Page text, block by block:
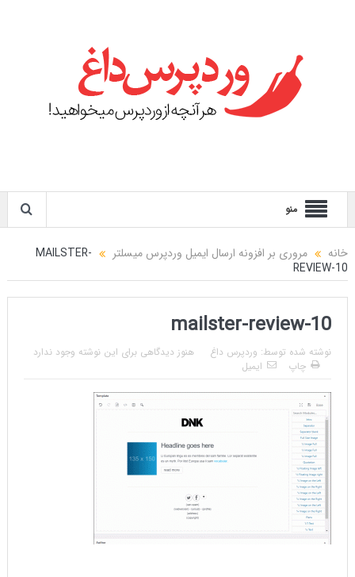
منو
خانه مروری بر افزونه ارسال ایمیل وردپرس میسلتر
MAILSTER-
REVIEW-10
mailster-review-10
نوشته شده توسط: وردپرس داغ
هنوز دیدگاهی برای این نوشته وجود ندارد
چاپ
ایمیل